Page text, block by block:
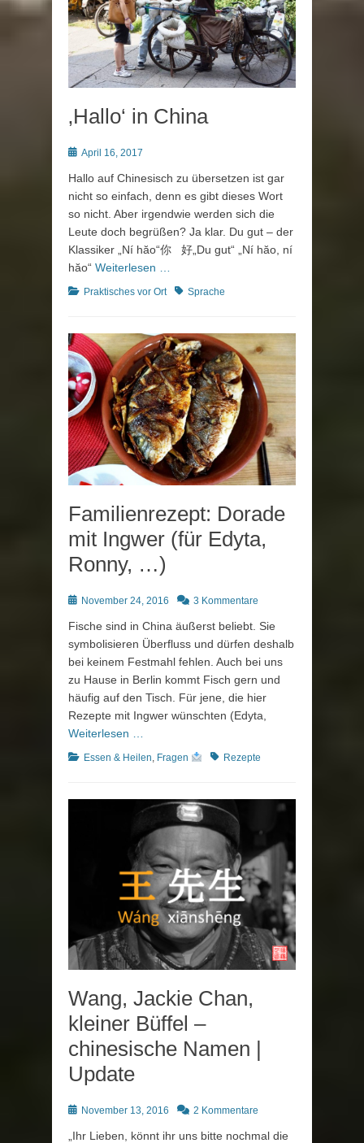
‚Hallo‘ in China
Posted
April 16, 2017
Hallo auf Chinesisch zu übersetzen ist gar
nicht so einfach, denn es gibt dieses Wort
so nicht. Aber irgendwie werden sich die
Leute doch begrüßen? Ja klar. Du gut – der
Klassiker „Ní hăo“你 好„Du gut“ „Ní hăo, ní
hăo“ Weiterlesen …
Kategorien
Praktisches vor Ort Schlagworte
Sprache
Familienrezept: Dorade
mit Ingwer (für Edyta,
Ronny, …)
PostedNovember 24, 2016 3 Kommentare
Fische sind in China äußerst beliebt. Sie
symbolisieren Überfluss und dürfen deshalb
bei keinem Festmahl fehlen. Auch bei uns
zu Hause in Berlin kommt Fisch gern und
häufig auf den Tisch. Für jene, die hier
Rezepte mit Ingwer wünschten (Edyta,
Weiterlesen …
Kategorien
Essen & Heilen, Fragen Schlagworte
Rezepte
Wang, Jackie Chan,
kleiner Büffel –
chinesische Namen |
Update
PostedNovember 13, 2016 2 Kommentare
„Ihr Lieben, könnt ihr uns bitte nochmal die